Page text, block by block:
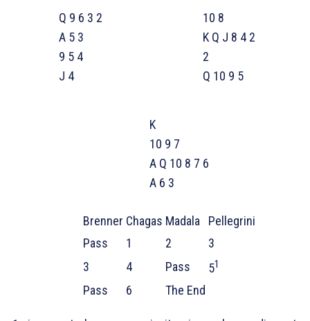
Q 9 6 3 2
A 5 3
9 5 4
J 4
10 8
K Q J 8 4 2
2
Q 10 9 5
K
10 9 7
A Q 10 8 7 6
A 6 3
Brenner Chagas Madala
Pellegrini
Pass
1 2
3
3
4 Pass 51
Pass 6 The End